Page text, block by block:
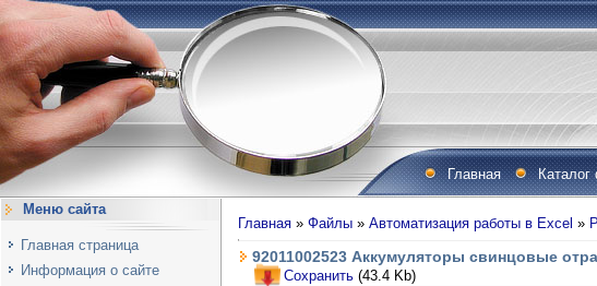
Главная
Меню сайта
Главная страница
Информация о сайте
Главная » Файлы » Автоматизация работы в Excel »
92011002523 Аккумуляторы свинцовые
Сохранить (43.4 Kb)